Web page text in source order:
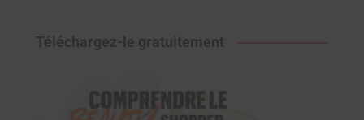
Téléchargez-le gratuitement